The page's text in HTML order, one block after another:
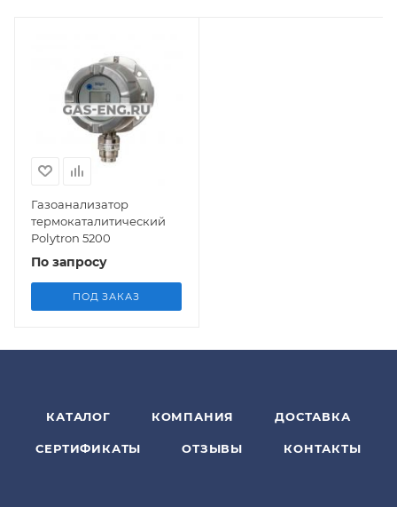
Газоанализатор
термокаталитический
Polytron 5200
По запросу
ПОД ЗАКАЗ
КАТАЛОГ КОМПАНИЯ ДОСТАВКА
СЕРТИФИКАТЫ ОТЗЫВЫ КОНТАКТЫ